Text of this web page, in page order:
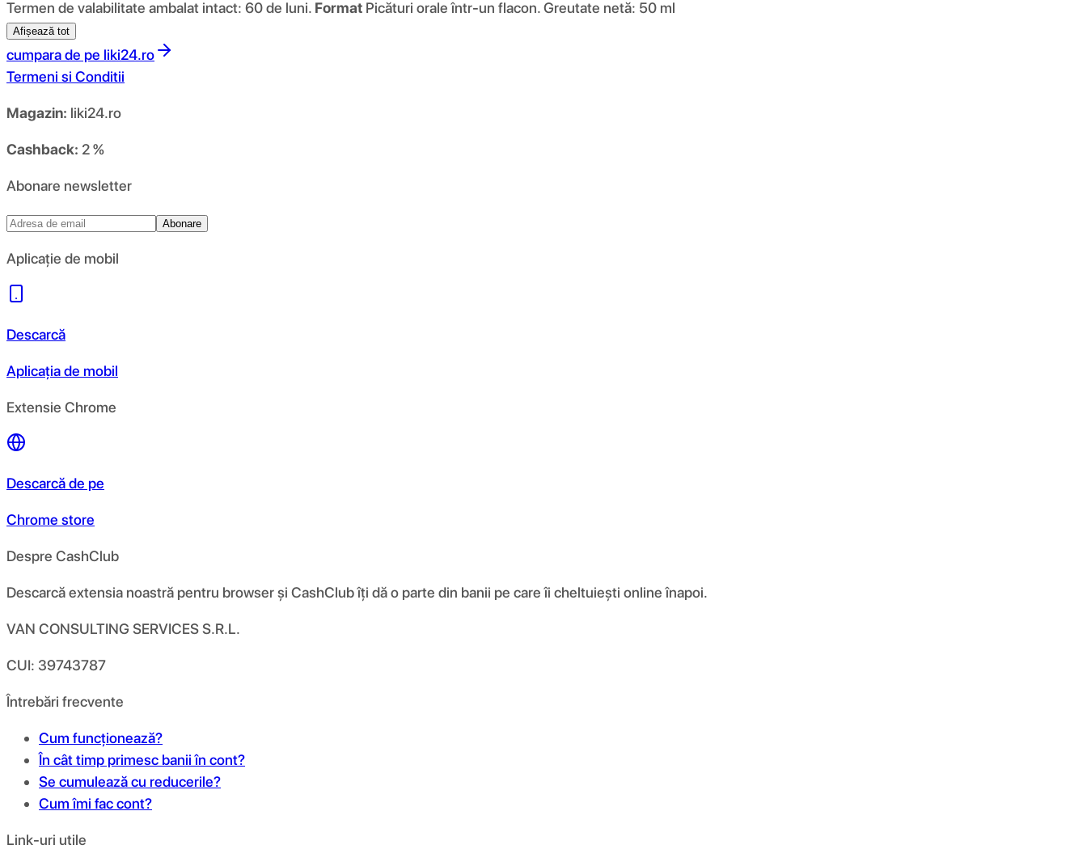
Termen de valabilitate ambalat intact: 60 de luni. Format Picături orale într-un flacon. Greutate netă: 50 ml
Afișează tot
cumpara de pe liki24.ro
Termeni si Conditii
Magazin: liki24.ro
Cashback: 2 %
Abonare newsletter
Abonare
Aplicație de mobil
Descarcă
Aplicația de mobil
Extensie Chrome
Descarcă de pe
Chrome store
Despre CashClub
Descarcă extensia noastră pentru browser și CashClub îți dă o parte din banii pe care îi cheltuiești online înapoi.
VAN CONSULTING SERVICES S.R.L.
CUI: 39743787
Întrebări frecvente
Cum funcționează?
În cât timp primesc banii în cont?
Se cumulează cu reducerile?
Cum îmi fac cont?
Link-uri utile